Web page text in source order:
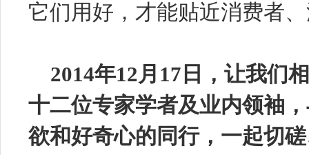
它们用好，才能贴近消费者
2014年12月 17 日，让我们
十二位专家学者及业内领袖
欲和好奇心的同行，一起切